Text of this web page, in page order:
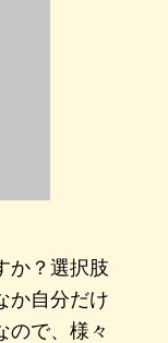
か？選択肢
か自分だけ
ので、様々